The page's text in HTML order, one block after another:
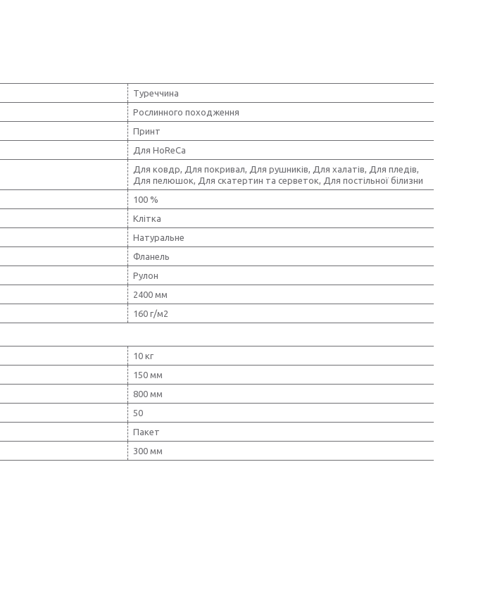
Туреччина
Рослинного походження
Принт
Для HoReCa
Для ковдр, Для покривал, Для рушників, Для халатів, Для пледів,
Для пелюшок, Для скатертин та серветок, Для постільної білизни
100 %
Клітка
Натуральне
Фланель
Рулон
2400 мм
160 г/м2
10 кг
150 мм
800 мм
50
Пакет
300 мм